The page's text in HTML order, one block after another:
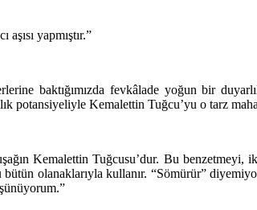
yapmıştır.”
baktığımızda fevkâlade yoğun bir
potansiyeliyle Kemalettin Tuğcu’yu o tarz
Kemalettin Tuğcusu’dur. Bu
bütün olanaklarıyla kullanır. “Sömürür”